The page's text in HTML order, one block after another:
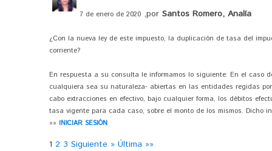
7 de enero de 2020 ,por Santos Romero, Analía
¿Con la nueva ley de este impuesto, la duplicación de tasa del
corriente?
En respuesta a su consulta le informamos lo siguiente: En el caso
cualquiera sea su naturaleza- abiertas en las entidades regidas
cabo extracciones en efectivo, bajo cualquier forma, los débitos
tasa vigente para cada caso, sobre el monto de los mismos. Dicho
»» INICIAR SESIÓN
1 2 3 Siguiente » Última »»